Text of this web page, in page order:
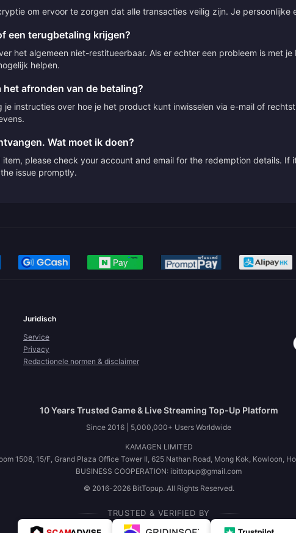
om ervoor te zorgen dat alle transacties veilig zijn. Je
een terugbetaling krijgen?
het algemeen niet-restitueerbaar. Als er echter een probleem is met
helpen.
afronden van de betaling?
instructies over hoe je het product kunt inwisselen via e-mail of
Wat moet ik doen?
please check your account and email for the redemption details. If
issue promptly.
Juridisch
Service
Privacy
Redactionele normen & disclaimer
10 Years Trusted Game & Live Streaming Top-Up Platform
Since 2016 | 5,000,000+ Users Worldwide
KAMAGEN LIMITED
1508, 15/F, Grand Plaza Office Tower II, 625 Nathan Road, Mong Kok, Kowloon,
BUSINESS COOPERATION: ibittopup@gmail.com
© 2016-2026 BitTopup. All Rights Reserved.
TRUSTED & VERIFIED BY